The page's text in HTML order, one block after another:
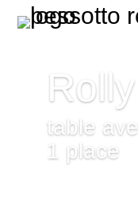
Rolly
table
1 place